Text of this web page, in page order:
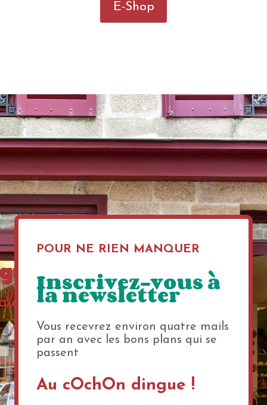
E-Shop
POUR NE RIEN MANQUER
Inscrivez-vous à
la newsletter
Vous recevrez environ quatre mails
par an avec les bons plans qui se
passent
Au cOchOn dingue !